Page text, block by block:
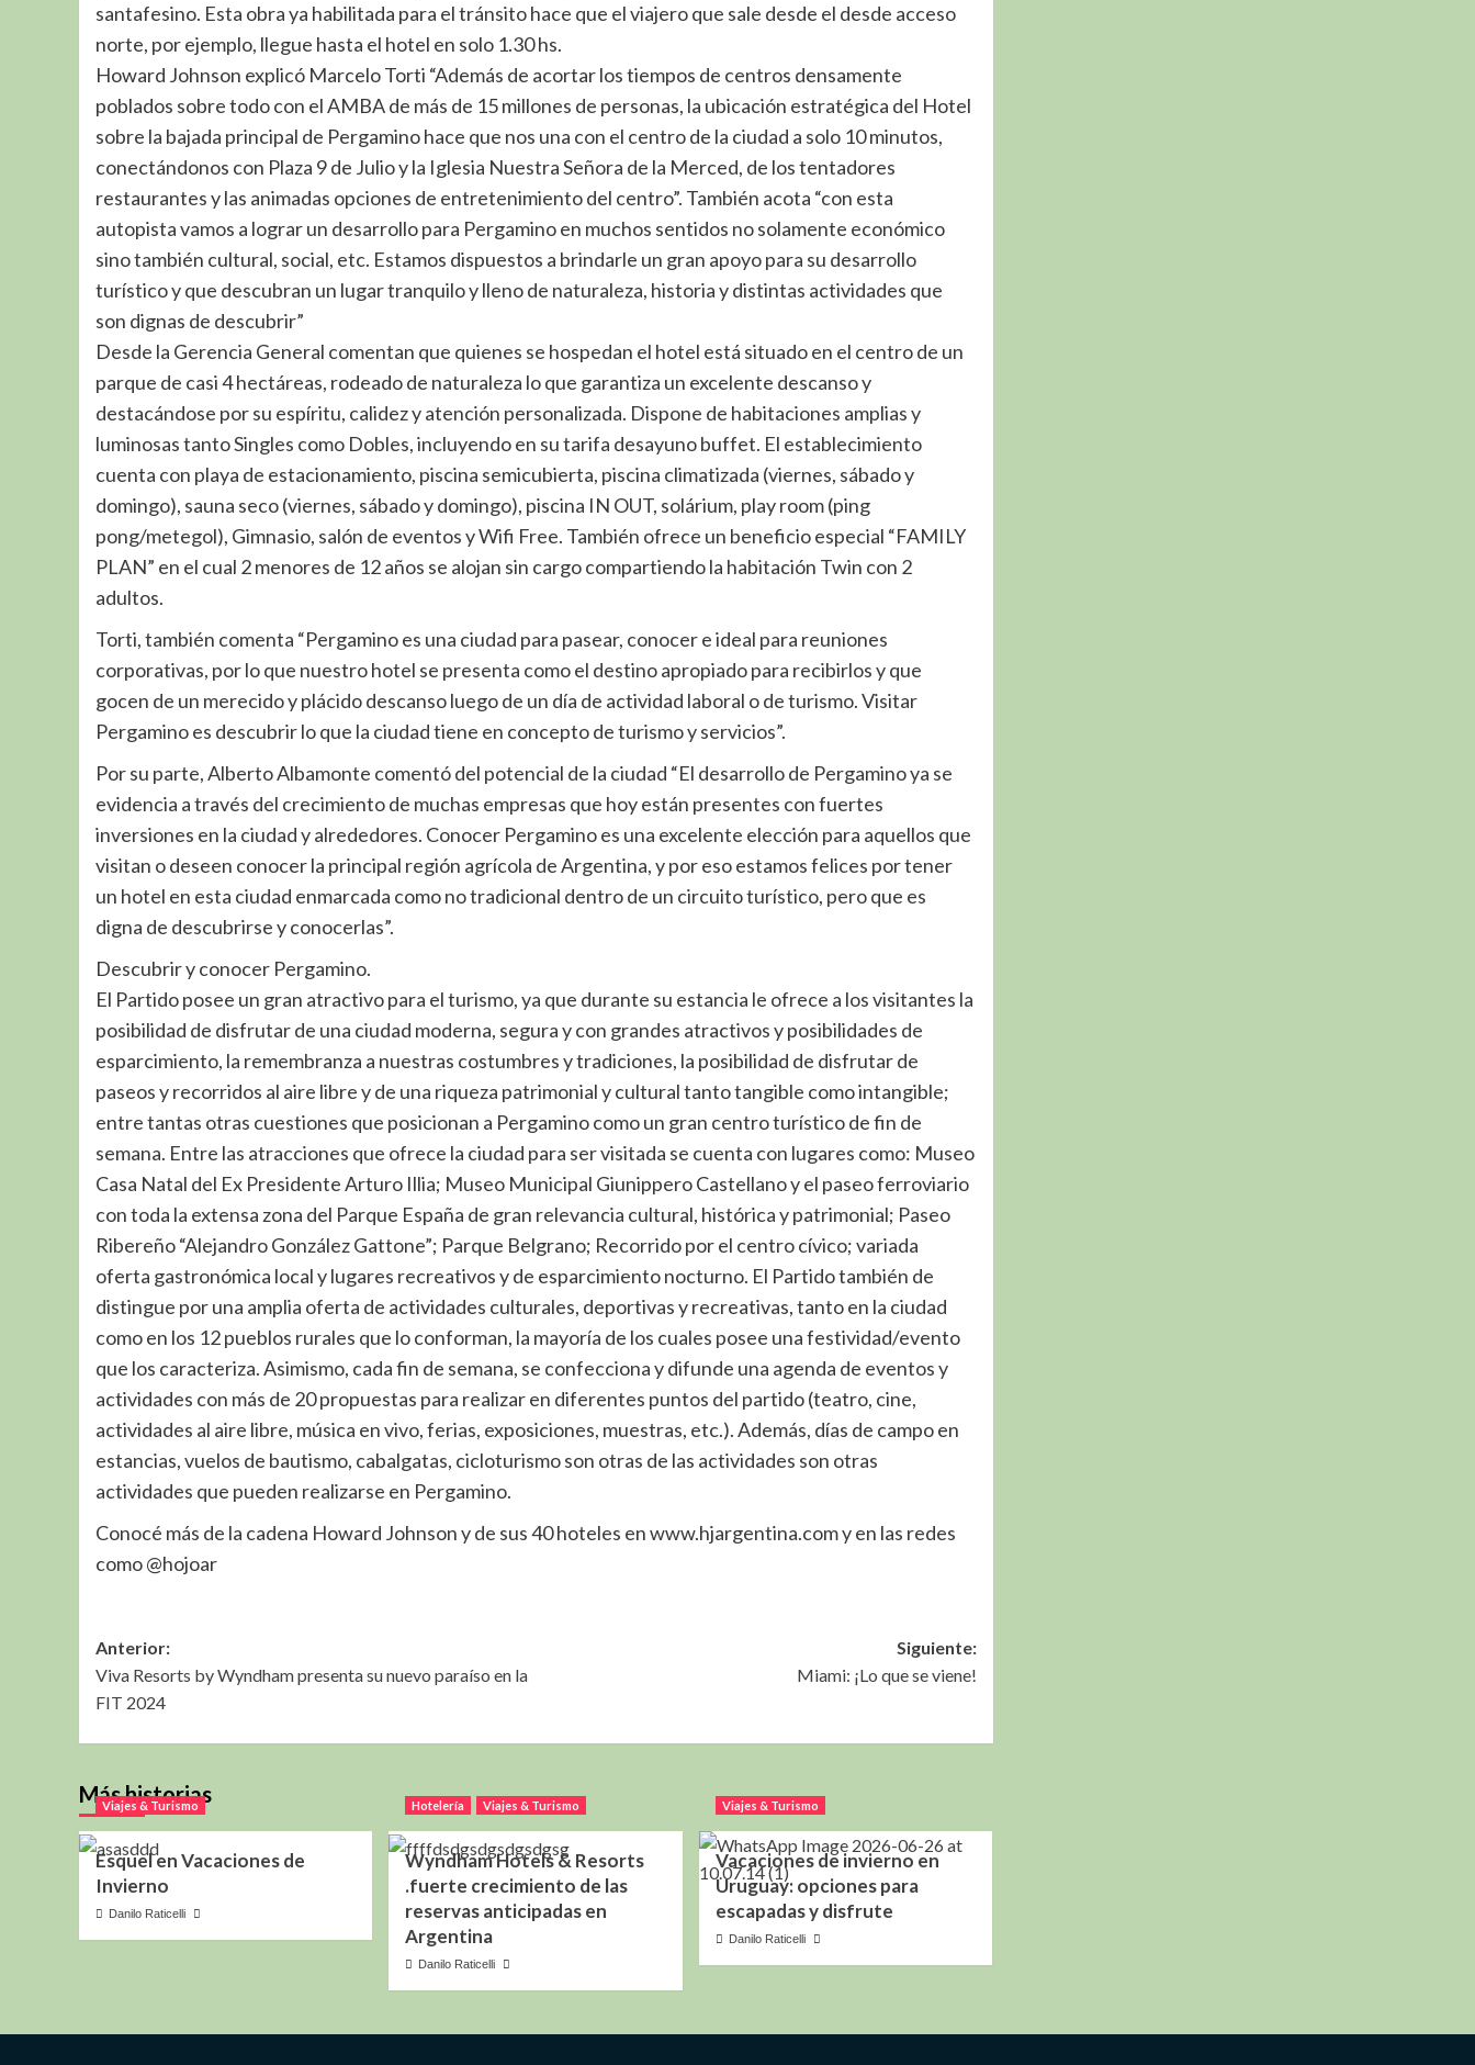
santafesino. Esta obra ya habilitada para el tránsito hace que el viajero que sale desde el desde acceso
norte, por ejemplo, llegue hasta el hotel en solo 1.30 hs.
Howard Johnson explicó Marcelo Torti “Además de acortar los tiempos de centros densamente
poblados sobre todo con el AMBA de más de 15 millones de personas, la ubicación estratégica del Hotel
sobre la bajada principal de Pergamino hace que nos una con el centro de la ciudad a solo 10 minutos,
conectándonos con Plaza 9 de Julio y la Iglesia Nuestra Señora de la Merced, de los tentadores
restaurantes y las animadas opciones de entretenimiento del centro”. También acota “con esta
autopista vamos a lograr un desarrollo para Pergamino en muchos sentidos no solamente económico
sino también cultural, social, etc. Estamos dispuestos a brindarle un gran apoyo para su desarrollo
turístico y que descubran un lugar tranquilo y lleno de naturaleza, historia y distintas actividades que
son dignas de descubrir”
Desde la Gerencia General comentan que quienes se hospedan el hotel está situado en el centro de un
parque de casi 4 hectáreas, rodeado de naturaleza lo que garantiza un excelente descanso y
destacándose por su espíritu, calidez y atención personalizada. Dispone de habitaciones amplias y
luminosas tanto Singles como Dobles, incluyendo en su tarifa desayuno buffet. El establecimiento
cuenta con playa de estacionamiento, piscina semicubierta, piscina climatizada (viernes, sábado y
domingo), sauna seco (viernes, sábado y domingo), piscina IN OUT, solárium, play room (ping
pong/metegol), Gimnasio, salón de eventos y Wifi Free. También ofrece un beneficio especial “FAMILY
PLAN” en el cual 2 menores de 12 años se alojan sin cargo compartiendo la habitación Twin con 2
adultos.
Torti, también comenta “Pergamino es una ciudad para pasear, conocer e ideal para reuniones
corporativas, por lo que nuestro hotel se presenta como el destino apropiado para recibirlos y que
gocen de un merecido y plácido descanso luego de un día de actividad laboral o de turismo. Visitar
Pergamino es descubrir lo que la ciudad tiene en concepto de turismo y servicios”.
Por su parte, Alberto Albamonte comentó del potencial de la ciudad “El desarrollo de Pergamino ya se
evidencia a través del crecimiento de muchas empresas que hoy están presentes con fuertes
inversiones en la ciudad y alrededores. Conocer Pergamino es una excelente elección para aquellos que
visitan o deseen conocer la principal región agrícola de Argentina, y por eso estamos felices por tener
un hotel en esta ciudad enmarcada como no tradicional dentro de un circuito turístico, pero que es
digna de descubrirse y conocerlas”.
Descubrir y conocer Pergamino.
El Partido posee un gran atractivo para el turismo, ya que durante su estancia le ofrece a los visitantes la
posibilidad de disfrutar de una ciudad moderna, segura y con grandes atractivos y posibilidades de
esparcimiento, la remembranza a nuestras costumbres y tradiciones, la posibilidad de disfrutar de
paseos y recorridos al aire libre y de una riqueza patrimonial y cultural tanto tangible como intangible;
entre tantas otras cuestiones que posicionan a Pergamino como un gran centro turístico de fin de
semana. Entre las atracciones que ofrece la ciudad para ser visitada se cuenta con lugares como: Museo
Casa Natal del Ex Presidente Arturo Illia; Museo Municipal Giunippero Castellano y el paseo ferroviario
con toda la extensa zona del Parque España de gran relevancia cultural, histórica y patrimonial; Paseo
Ribereño “Alejandro González Gattone”; Parque Belgrano; Recorrido por el centro cívico; variada
oferta gastronómica local y lugares recreativos y de esparcimiento nocturno. El Partido también de
distingue por una amplia oferta de actividades culturales, deportivas y recreativas, tanto en la ciudad
como en los 12 pueblos rurales que lo conforman, la mayoría de los cuales posee una festividad/evento
que los caracteriza. Asimismo, cada fin de semana, se confecciona y difunde una agenda de eventos y
actividades con más de 20 propuestas para realizar en diferentes puntos del partido (teatro, cine,
actividades al aire libre, música en vivo, ferias, exposiciones, muestras, etc.). Además, días de campo en
estancias, vuelos de bautismo, cabalgatas, cicloturismo son otras de las actividades son otras
actividades que pueden realizarse en Pergamino.
Conocé más de la cadena Howard Johnson y de sus 40 hoteles en www.hjargentina.com y en las redes
como @hojoar
Navegación
de
entradas
Anterior:
Viva Resorts by Wyndham presenta su nuevo paraíso en la
FIT 2024
Siguiente:
Miami: ¡Lo que se viene!
Más historias
Viajes & Turismo
Esquel en Vacaciones de
Invierno
Danilo Raticelli
Hotelería Viajes & Turismo
Wyndham Hotels & Resorts
.fuerte crecimiento de las
reservas anticipadas en
Argentina
Danilo Raticelli
Viajes & Turismo
Vacaciones de invierno en
Uruguay: opciones para
escapadas y disfrute
Danilo Raticelli